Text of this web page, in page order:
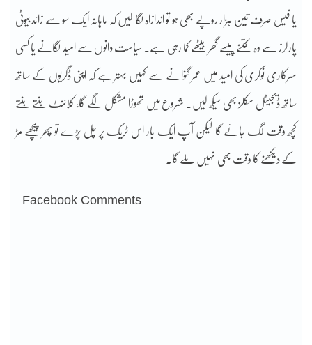
یا فیس صرف تین ہزار روپے بھی ہو تو اندازاہ لگا لیں کہ ماہانہ ایک سو سے زائد بیوٹی
پارلرز سے وہ کتنے پیسے گھر بیٹھے کما رہی ہے۔ سیاست دانوں سے امید لگانے یا کسی
سرکاری نوکری کی امید میں عمر گنوانے سے کہیں بہتر ہے کہ اپنی ڈگریوں کے ساتھ
ساتھ ڈیجیٹل سکلز بھی سیکھ لیں۔ شروع میں تھوڑا مشکل لگے گا، کلائنٹ بنتے بنتے
کچھ وقت لگ جائے گا لیکن آپ ایک بار اس ٹریک پر چل پڑے تو پھر پیچھے مڑ
کے دیکھنے کا وقت بھی نہیں ملے گا۔
Facebook Comments